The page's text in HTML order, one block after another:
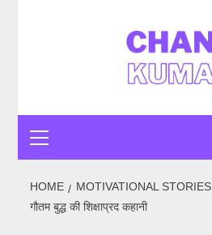
Menu
HOME MOTIVATIONAL STORIES
गौतम बुद्ध की शिक्षाप्रद कहानी